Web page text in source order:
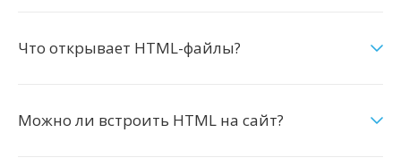
Что открывает HTML-файлы?
Можно ли встроить HTML на сайт?